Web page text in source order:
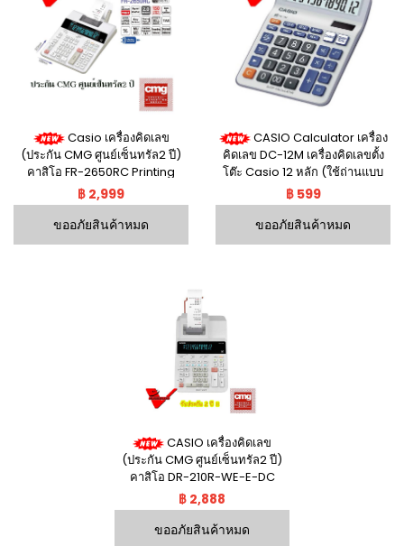
Casio เครื่องคิดเลข
(ประกัน CMG ศูนย์เซ็นทรัล2 ปี)
คาสิโอ FR-2650RC Printing
Calculator
฿ 2,999
ขออภัยสินค้าหมด
CASIO Calculator เครื่อง
คิดเลข DC-12M เครื่องคิดเลขตั้ง
โต๊ะ Casio 12 หลัก (ใช้ถ่านแบบ
2a) ประกันศูนย์เซ็นทรัล 2ปี รุ่น
DC-12M ตัวเลขใหญ่ เปลี่ยนถ่านได้
เอง
฿ 599
ขออภัยสินค้าหมด
CASIO เครื่องคิดเลข
(ประกัน CMG ศูนย์เซ็นทรัล2 ปี)
คาสิโอ DR-210R-WE-E-DC
฿ 2,888
ขออภัยสินค้าหมด